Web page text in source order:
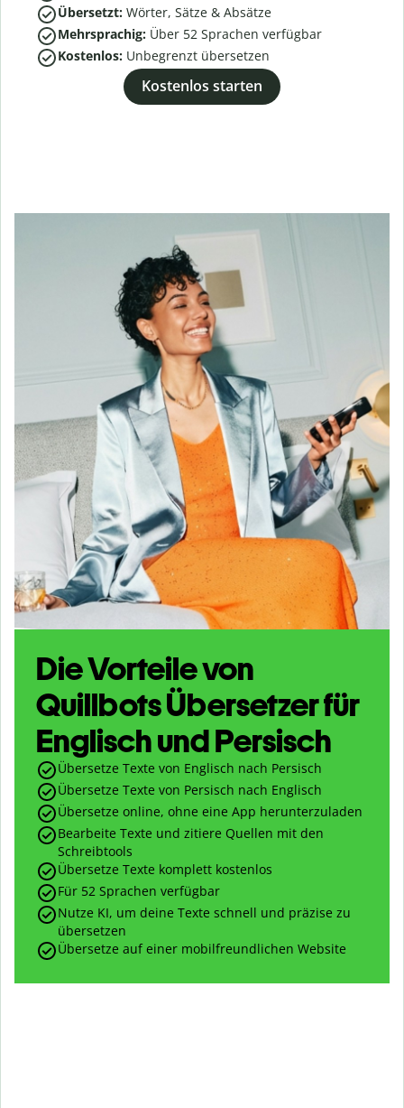
Übersetzt: Wörter, Sätze & Absätze
Mehrsprachig: Über 52 Sprachen verfügbar
Kostenlos: Unbegrenzt übersetzen
Kostenlos starten
Die Vorteile von
Quillbots Übersetzer für
Englisch und Persisch
Übersetze Texte von Englisch nach Persisch
Übersetze Texte von Persisch nach Englisch
Übersetze online, ohne eine App herunterzuladen
Bearbeite Texte und zitiere Quellen mit den
Schreibtools
Übersetze Texte komplett kostenlos
Für 52 Sprachen verfügbar
Nutze KI, um deine Texte schnell und präzise zu
übersetzen
Übersetze auf einer mobilfreundlichen Website